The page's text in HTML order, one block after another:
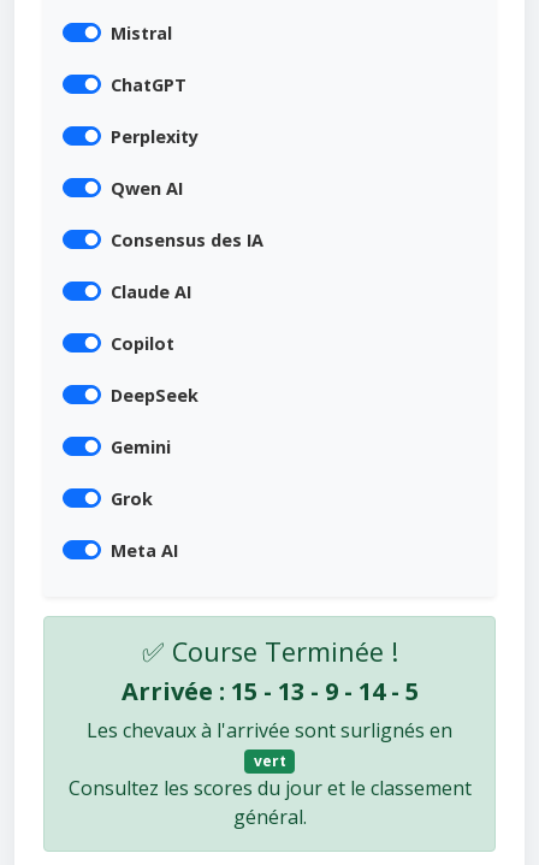
Mistral
ChatGPT
Perplexity
Qwen AI
Consensus des IA
Claude AI
Copilot
DeepSeek
Gemini
Grok
Meta AI
✅ Course Terminée !
Arrivée : 15 - 13 - 9 - 14 - 5
Les chevaux à l'arrivée sont surlignés en
vert
Consultez les scores du jour et le classement
général.